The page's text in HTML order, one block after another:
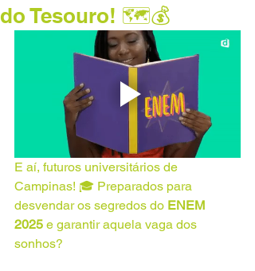
do Tesouro! 🗺️💰
E aí, futuros universitários de
Campinas! 🎓 Preparados para
desvendar os segredos do ENEM
2025 e garantir aquela vaga dos
sonhos?